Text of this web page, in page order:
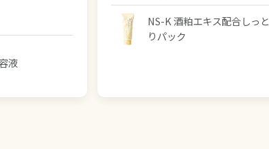
液
NS-K 酒粕エキス配合しっと
りパック